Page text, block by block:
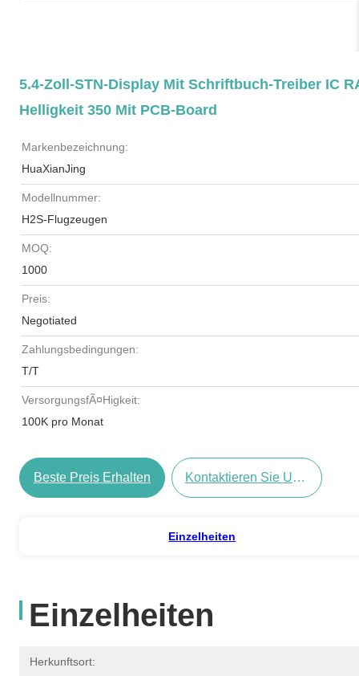
5.4-Zoll-STN-Display Mit Schriftbuch-Treiber IC
Helligkeit 350 Mit PCB-Board
Markenbezeichnung:
HuaXianJing
Modellnummer:
H2S-Flugzeugen
MOQ:
1000
Preis:
Negotiated
Zahlungsbedingungen:
T/T
VersorgungsfÃ¤higkeit:
100K pro Monat
Beste Preis Erhalten Kontaktieren Sie Uns Jetzt
Einzelheiten
Einzelheiten
Herkunftsort: